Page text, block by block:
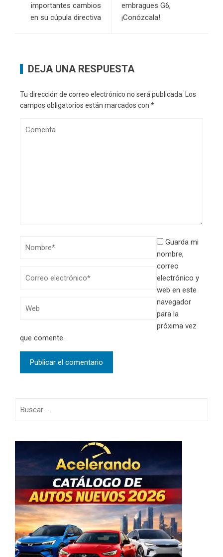
importantes cambios
en su cúpula directiva
embragues G6,
¡Conózcala!
DEJA UNA RESPUESTA
Tu dirección de correo electrónico no será publicada.
Los
campos obligatorios están marcados con *
Guarda mi
nombre,
correo
electrónico y
web en este
navegador
para la
próxima vez
que comente.